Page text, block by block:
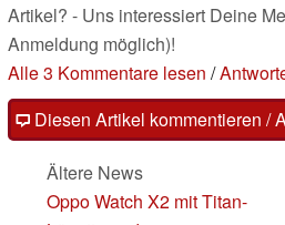
Artikel? - Uns interessiert Deine
Anmeldung möglich)!
Alle 3 Kommentare lesen /
Diesen Artikel kommentieren /
Ältere News
Oppo Watch X2 mit Titan-